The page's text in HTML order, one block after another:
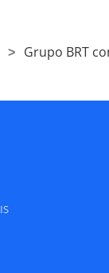
Grupo BRT